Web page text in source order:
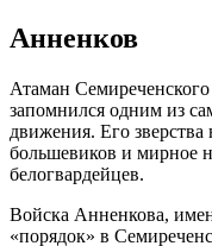
Анненков
Атаман
запомнился одним из
движения. Его
большевиков и мирное
белогвардейцев.
Войска Анненкова,
«порядок» в